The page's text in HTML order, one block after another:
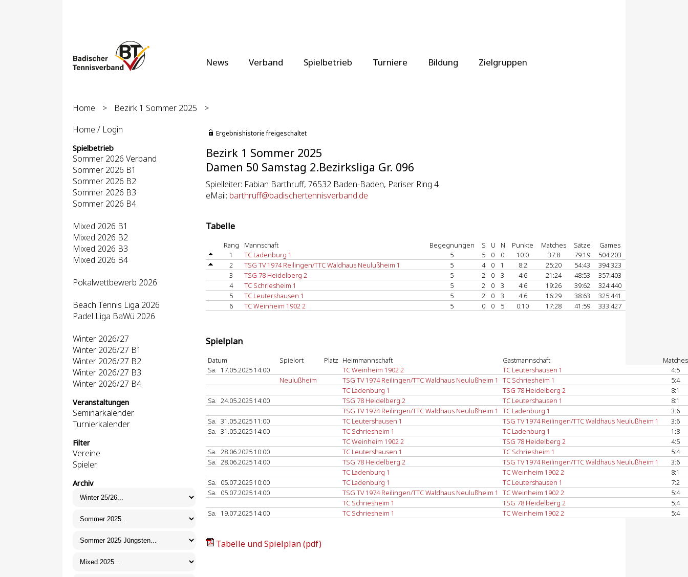
News Verband Spielbetrieb Turniere Bildung Zielgruppen
Home > Bezirk 1 Sommer 2025
>
Home / Login
Spielbetrieb
Sommer 2026 Verband
Sommer 2026 B1
Sommer 2026 B2
Sommer 2026 B3
Sommer 2026 B4
Mixed 2026 B1
Mixed 2026 B2
Mixed 2026 B3
Mixed 2026 B4
Pokalwettbewerb 2026
Beach Tennis Liga 2026
Padel Liga BaWü 2026
Winter 2026/27
Winter 2026/27 B1
Winter 2026/27 B2
Winter 2026/27 B3
Winter 2026/27 B4
Veranstaltungen
Seminarkalender
Turnierkalender
Filter
Vereine
Spieler
Archiv
Ergebnishistorie freigeschaltet
Bezirk 1 Sommer 2025
Damen 50 Samstag 2.Bezirksliga Gr. 096
Spielleiter: Fabian Barthruff, 76532 Baden-Baden, Pariser Ring 4
eMail: barthruff@badischertennisverband.de
Tabelle
Rang Mannschaft Begegnungen S U N Punkte Matches Sätze
Games
1
TC Ladenburg 1 5 5 0 0 10:0 37:8 79:19
504:203
2
TSG TV 1974 Reilingen/TTC Waldhaus Neulußheim 1 5 4 0 1 8:2 25:20 54:43
394:323
3
TSG 78 Heidelberg 2 5 2 0 3 4:6 21:24 48:53
357:403
4
TC Schriesheim 1 5 2 0 3 4:6 19:26 39:62
324:440
5
TC Leutershausen 1 5 2 0 3 4:6 16:29 38:63
325:441
6
TC Weinheim 1902 2 5 0 0 5 0:10 17:28 41:59 333:427
Spielplan
Datum Spielort Platz Heimmannschaft Gastmannschaft
Matches
Sa. 17.05.2025 14:00 TC Weinheim 1902 2 TC Leutershausen 1
4:5
Neulußheim
TSG TV 1974 Reilingen/TTC Waldhaus Neulußheim 1 TC Schriesheim 1
5:4
TC Ladenburg 1
TSG 78 Heidelberg 2
8:1
Sa. 24.05.2025 14:00 TSG 78 Heidelberg 2 TC Leutershausen 1
8:1
TSG TV 1974 Reilingen/TTC Waldhaus Neulußheim 1
TC Ladenburg 1
3:6
Sa. 31.05.2025 11:00 TC Leutershausen 1 TSG TV 1974 Reilingen/TTC Waldhaus Neulußheim 1
3:6
Sa. 31.05.2025 14:00 TC Schriesheim 1 TC Ladenburg 1
1:8
TC Weinheim 1902 2
TSG 78 Heidelberg 2
4:5
Sa. 28.06.2025 10:00 TC Leutershausen 1 TC Schriesheim 1
5:4
Sa. 28.06.2025 14:00 TSG 78 Heidelberg 2 TSG TV 1974 Reilingen/TTC Waldhaus Neulußheim 1
3:6
TC Ladenburg 1
TC Weinheim 1902 2
8:1
Sa. 05.07.2025 10:00 TC Ladenburg 1 TC Leutershausen 1
7:2
Sa. 05.07.2025 14:00 TSG TV 1974 Reilingen/TTC Waldhaus Neulußheim 1 TC Weinheim 1902 2
5:4
TC Schriesheim 1
TSG 78 Heidelberg 2
5:4
Sa. 19.07.2025 14:00 TC Schriesheim 1 TC Weinheim 1902 2 5:4
Tabelle und Spielplan (pdf)